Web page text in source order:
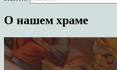
О нашем храме